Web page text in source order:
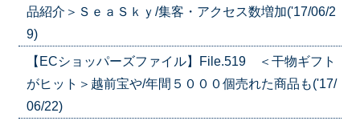
品紹介＞ＳｅａＳｋｙ/集客・アクセス数増加('17/06/2
9)
【ECショッパーズファイル】File.519 ＜干物ギフト
がヒット＞越前宝や/年間５０００個売れた商品も('17/
06/22)